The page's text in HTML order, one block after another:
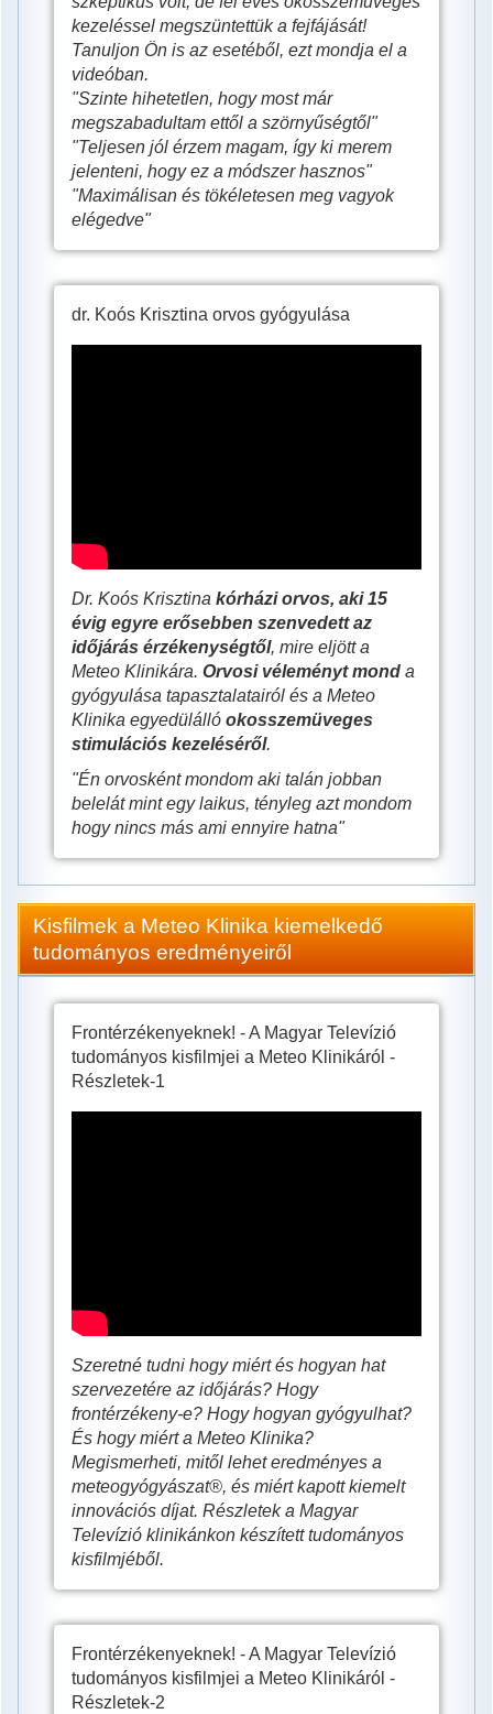
okosszemüveges
kezelés
után
kezeléssel megszüntettük a fejfájását!
Tanuljon Ön is az esetéből, ezt mondja el a
videóban.
"Szinte hihetetlen, hogy most már
megszabadultam ettől a szörnyűségtől"
"Teljesen jól érzem magam, így ki merem
jelenteni, hogy ez a módszer hasznos"
"Maximálisan és tökéletesen meg vagyok
elégedve"
dr. Koós Krisztina orvos gyógyulása
az
életét!
Dr. Koós Krisztina kórházi orvos, aki 15
évig egyre erősebben szenvedett az
időjárás érzékenységtől, mire eljött a
Meteo Klinikára. Orvosi véleményt monda
gyógyulása tapasztalatairól és a Meteo
Klinika egyedülálló okosszemüveges
stimulációs kezeléséről.
"Én orvosként mondom aki talán jobban
belelát mint egy laikus, tényleg azt mondom
hogy nincs más ami ennyire hatna"
Kisfilmek a Meteo Klinika kiemelkedő
tudományos eredményeiről
Frontérzékenyeknek! - A Magyar Televízió
tudományos kisfilmjei a Meteo Klinikáról -
Részletek-1
Szeretné tudni hogy miért és hogyan hat
szervezetére az időjárás? Hogy
frontérzékeny-e? Hogy hogyan gyógyulhat?
És hogy miért a Meteo Klinika?
Megismerheti, mitől lehet eredményes a
meteogyógyászat®, és miért kapott kiemelt
innovációs díjat. Részletek a Magyar
Televízió klinikánkon készített tudományos
kisfilmjéből.
Frontérzékenyeknek! - A Magyar Televízió
tudományos kisfilmjei a Meteo Klinikáról -
Részletek-2